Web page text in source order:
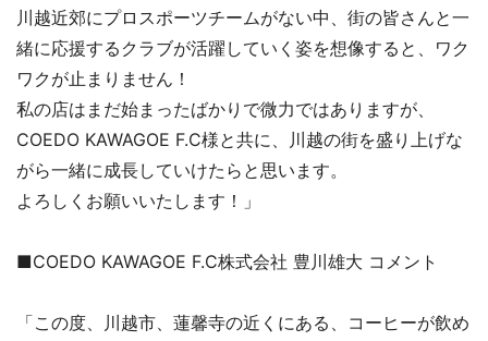
川越近郊にプロスポーツチームがない中、街の皆さんと一
緒に応援するクラブが活躍していく姿を想像すると、ワク
ワクが止まりません！
私の店はまだ始まったばかりで微力ではありますが、
COEDO KAWAGOE F.C様と共に、川越の街を盛り上げな
がら一緒に成長していけたらと思います。
よろしくお願いいたします！」
■COEDO KAWAGOE F.C株式会社 豊川雄大 コメント
「この度、川越市、蓮馨寺の近くにある、コーヒーが飲め